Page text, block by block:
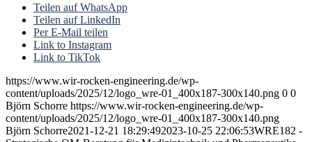
Teilen auf WhatsApp
Teilen auf LinkedIn
Per E-Mail teilen
Link to Instagram
Link to TikTok
https://www.wir-rocken-engineering.de/wp-
content/uploads/2025/12/logo_wre-01_400x187-300x140.png 0 0
Björn Schorre https://www.wir-rocken-engineering.de/wp-
content/uploads/2025/12/logo_wre-01_400x187-300x140.png
Björn Schorre2021-12-21 18:29:492023-10-25 22:06:53WRE182 -